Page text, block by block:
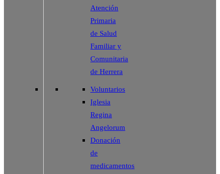
Atención
Primaria
de Salud
Familiar y
Comunitaria
de Herrera
Voluntarios
Iglesia
Regina
Angelorum
Donación
de
medicamentos